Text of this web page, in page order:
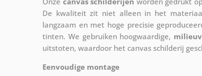
De kwaliteit zit niet alleen in het
langzaam en met hoge precisie
tinten. We gebruiken hoogwaardige,
uitstoten, waardoor het canvas schilderij
Eenvoudige montage